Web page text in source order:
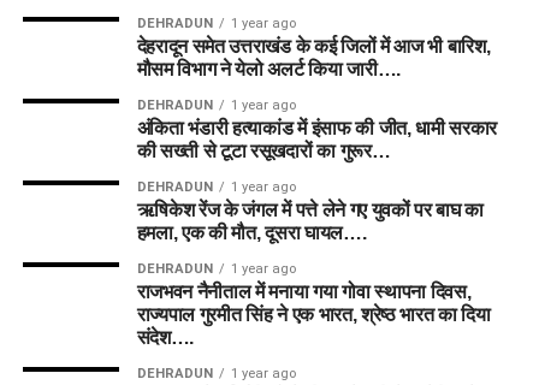
DEHRADUN 1 year ago
देहरादून समेत उत्तराखंड के कई जिलों में आज भी बारिश,
मौसम विभाग ने येलो अलर्ट किया जारी….
DEHRADUN 1 year ago
अंकिता भंडारी हत्याकांड में इंसाफ की जीत, धामी सरकार
की सख्ती से टूटा रसूखदारों का गुरूर…
DEHRADUN 1 year ago
ऋषिकेश रेंज के जंगल में पत्ते लेने गए युवकों पर बाघ का
हमला, एक की मौत, दूसरा घायल….
DEHRADUN 1 year ago
राजभवन नैनीताल में मनाया गया गोवा स्थापना दिवस,
राज्यपाल गुरमीत सिंह ने एक भारत, श्रेष्ठ भारत का दिया
संदेश….
DEHRADUN 1 year ago